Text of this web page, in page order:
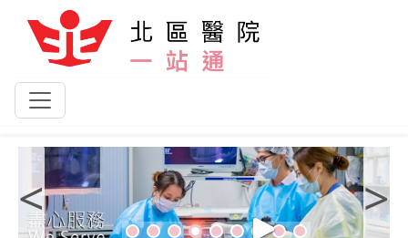
跳到主要內容
< >